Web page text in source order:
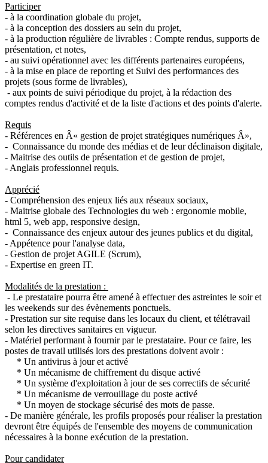
Participer
- à la coordination globale du projet,
- à la conception des dossiers au sein du projet,
- à la production régulière de livrables : Compte rendus, supports de
présentation, et notes,
- au suivi opérationnel avec les différents partenaires européens,
- à la mise en place de reporting et Suivi des performances des
projets (sous forme de livrables),
- aux points de suivi périodique du projet, à la rédaction des
comptes rendus d'activité et de la liste d'actions et des points d'alerte.
Requis
- Références en Â« gestion de projet stratégiques numériques Â»,
- Connaissance du monde des médias et de leur déclinaison digitale,
- Maitrise des outils de présentation et de gestion de projet,
- Anglais professionnel requis.
Apprécié
- Compréhension des enjeux liés aux réseaux sociaux,
- Maitrise globale des Technologies du web : ergonomie mobile,
html 5, web app, responsive design,
- Connaissance des enjeux autour des jeunes publics et du digital,
- Appétence pour l'analyse data,
- Gestion de projet AGILE (Scrum),
- Expertise en green IT.
Modalités de la prestation :
- Le prestataire pourra être amené à effectuer des astreintes le soir et
les weekends sur des évènements ponctuels.
- Prestation sur site requise dans les locaux du client, et télétravail
selon les directives sanitaires en vigueur.
- Matériel performant à fournir par le prestataire. Pour ce faire, les
postes de travail utilisés lors des prestations doivent avoir :
* Un antivirus à jour et activé
* Un mécanisme de chiffrement du disque activé
* Un système d'exploitation à jour de ses correctifs de sécurité
* Un mécanisme de verrouillage du poste activé
* Un moyen de stockage sécurisé des mots de passe.
- De manière générale, les profils proposés pour réaliser la prestation
devront être équipés de l'ensemble des moyens de communication
nécessaires à la bonne exécution de la prestation.
Pour candidater